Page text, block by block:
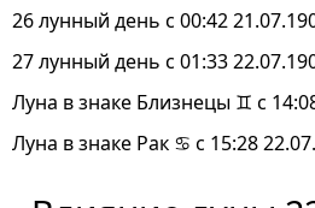
26 лунный день с 00:42
27 лунный день с 01:33
Луна в знаке Близнецы ♊ с
Луна в знаке Рак ♋ с 15:28